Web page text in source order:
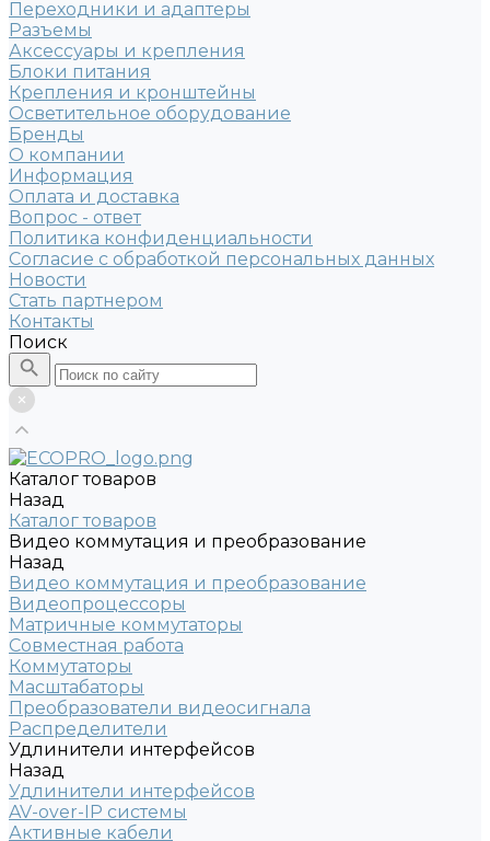
Переходники и адаптеры
Разъемы
Аксессуары и крепления
Блоки питания
Крепления и кронштейны
Осветительное оборудование
Бренды
О компании
Информация
Оплата и доставка
Вопрос - ответ
Политика конфиденциальности
Согласие с обработкой персональных данных
Новости
Стать партнером
Контакты
Поиск
Каталог товаров
Назад
Каталог товаров
Видео коммутация и преобразование
Назад
Видео коммутация и преобразование
Видеопроцессоры
Матричные коммутаторы
Совместная работа
Коммутаторы
Масштабаторы
Преобразователи видеосигнала
Распределители
Удлинители интерфейсов
Назад
Удлинители интерфейсов
AV-over-IP системы
Активные кабели